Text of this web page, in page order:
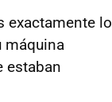
exactamente lo
máquina
estaban